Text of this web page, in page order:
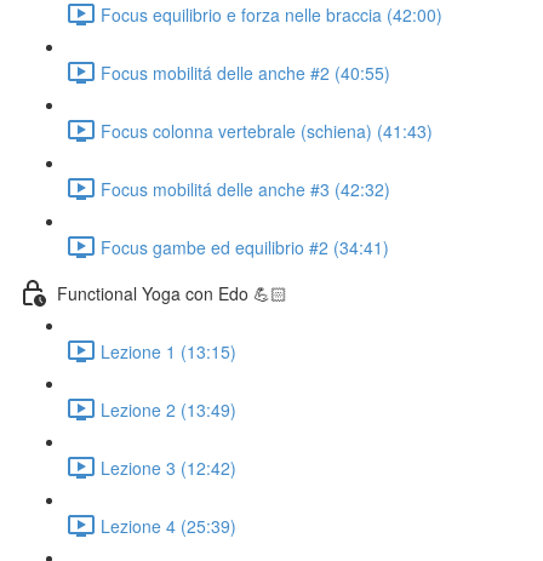
Focus equilibrio e forza nelle braccia (42:00)
Focus mobilitá delle anche #2 (40:55)
Focus colonna vertebrale (schiena) (41:43)
Focus mobilitá delle anche #3 (42:32)
Focus gambe ed equilibrio #2 (34:41)
Functional Yoga con Edo 💪🏻
Lezione 1 (13:15)
Lezione 2 (13:49)
Lezione 3 (12:42)
Lezione 4 (25:39)